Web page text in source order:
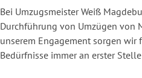
Bei Umzugsmeister Weiß
Durchführung von Umzügen von
unserem Engagement sorgen wir
Bedürfnisse immer an erster